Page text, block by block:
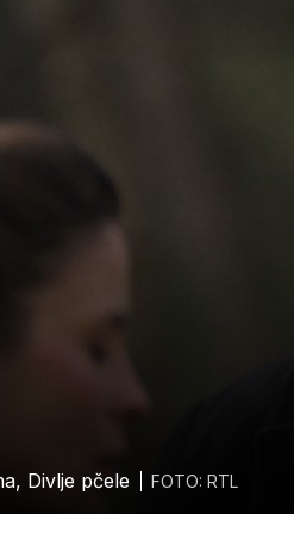
Divlje pčele FOTO: RTL